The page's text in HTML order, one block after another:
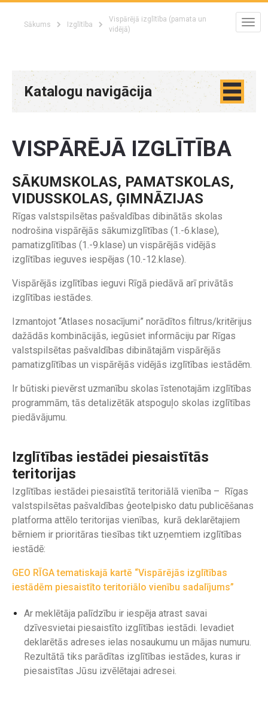
Sākums Izglītība
Vispārējā izglītība (pamata un
vidējā)
Katalogu navigācija
VISPĀRĒJĀ IZGLĪTĪBA
SĀKUMSKOLAS, PAMATSKOLAS,
VIDUSSKOLAS, ĢIMNĀZIJAS
Rīgas valstspilsētas pašvaldības dibinātās skolas
nodrošina vispārējās sākumizglītības (1.-6.klase),
pamatizglītības (1.-9.klase) un vispārējās vidējās
izglītības ieguves iespējas (10.-12.klase).
Vispārējās izglītības ieguvi Rīgā piedāvā arī privātās
izglītības iestādes.
Izmantojot “Atlases nosacījumi” norādītos filtrus/kritērijus
dažādās kombinācijās, iegūsiet informāciju par Rīgas
valstspilsētas pašvaldības dibinātajām vispārējās
pamatizglītības un vispārējās vidējās izglītības iestādēm.
Ir būtiski pievērst uzmanību skolas īstenotajām izglītības
programmām, tās detalizētāk atspoguļo skolas izglītības
piedāvājumu.
Izglītības iestādei piesaistītās
teritorijas
Izglītības iestādei piesaistītā teritoriālā vienība – Rīgas
valstspilsētas pašvaldības ģeotelpisko datu publicēšanas
platforma attēlo teritorijas vienības, kurā deklarētajiem
bērniem ir prioritāras tiesības tikt uzņemtiem izglītības
iestādē:
GEO RĪGA tematiskajā kartē “Vispārējās izglītības
iestādēm piesaistīto teritoriālo vienību sadalījums”
Ar meklētāja palīdzību ir iespēja atrast savai
dzīvesvietai piesaistīto izglītības iestādi. Ievadiet
deklarētās adreses ielas nosaukumu un mājas numuru.
Rezultātā tiks parādītas izglītības iestādes, kuras ir
piesaistītas Jūsu izvēlētajai adresei.